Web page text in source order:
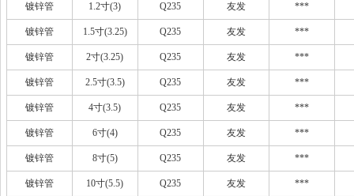
镀锌管 1.2寸(3) Q235 友发 ***
镀锌管 1.5寸(3.25) Q235 友发 ***
镀锌管 2寸(3.25) Q235 友发 ***
镀锌管 2.5寸(3.5) Q235 友发 ***
镀锌管 4寸(3.5) Q235 友发 ***
镀锌管 6寸(4) Q235 友发 ***
镀锌管 8寸(5) Q235 友发 ***
镀锌管 10寸(5.5) Q235 友发 ***